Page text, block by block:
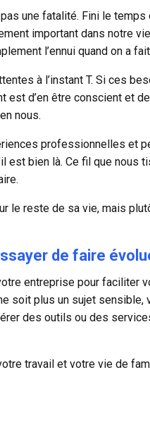
une fatalité. Fini le temps
important dans notre
l’ennui quand on a
à l’instant T. Si ces
d’en être conscient et
nous.
professionnelles et
est bien là. Ce fil que nous
le reste de sa vie, mais
de faire
entreprise pour faciliter
soit plus un sujet sensible,
des outils ou des
travail et votre vie de